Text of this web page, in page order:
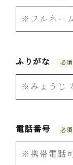
ふりがな 必須
電話番号 必須